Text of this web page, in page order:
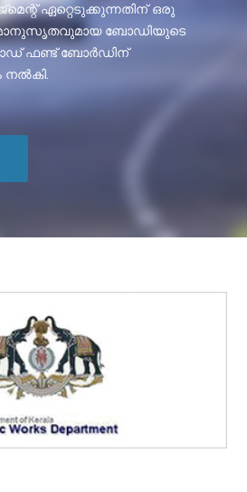
ഏറ്റെടുക്കുന്നതിന് ഒരു
ബോഡിയുടെ
ഫണ്ട് ബോർഡിന്